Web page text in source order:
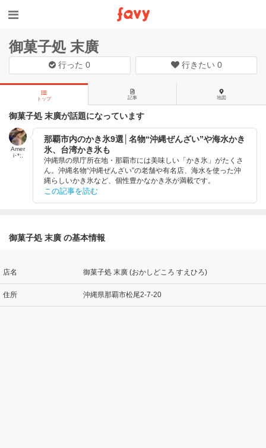
御菓子処 末廣
行った0 行きたい 0
トップ 記事 地図
御菓子処 末廣が話題になっています
Amer
i･*:.
那覇市内のかき氷9選│名物“沖縄ぜんざい”や海水かき
氷、台湾かき氷も
沖縄県の県庁所在地・那覇市には美味しい「かき氷」がたくさ
ん。沖縄名物“沖縄ぜんざい”の老舗や有名店、海水を使った沖
縄らしいかき氷など、個性豊かなかき氷が満載です。
この記事を読む
御菓子処 末廣 の基本情報
店名 御菓子処 末廣 (おかしどころ すえひろ)
住所 沖縄県那覇市松尾2-7-20